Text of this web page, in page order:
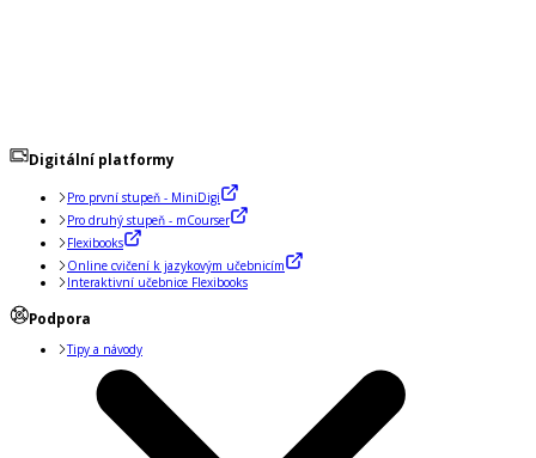
Digitální platformy
Pro první stupeň - MiniDigi
Pro druhý stupeň - mCourser
Flexibooks
Online cvičení k jazykovým učebnicím
Interaktivní učebnice Flexibooks
Podpora
Tipy a návody